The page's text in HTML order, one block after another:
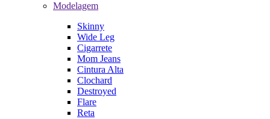
Modelagem
Skinny
Wide Leg
Cigarrete
Mom Jeans
Cintura Alta
Clochard
Destroyed
Flare
Reta